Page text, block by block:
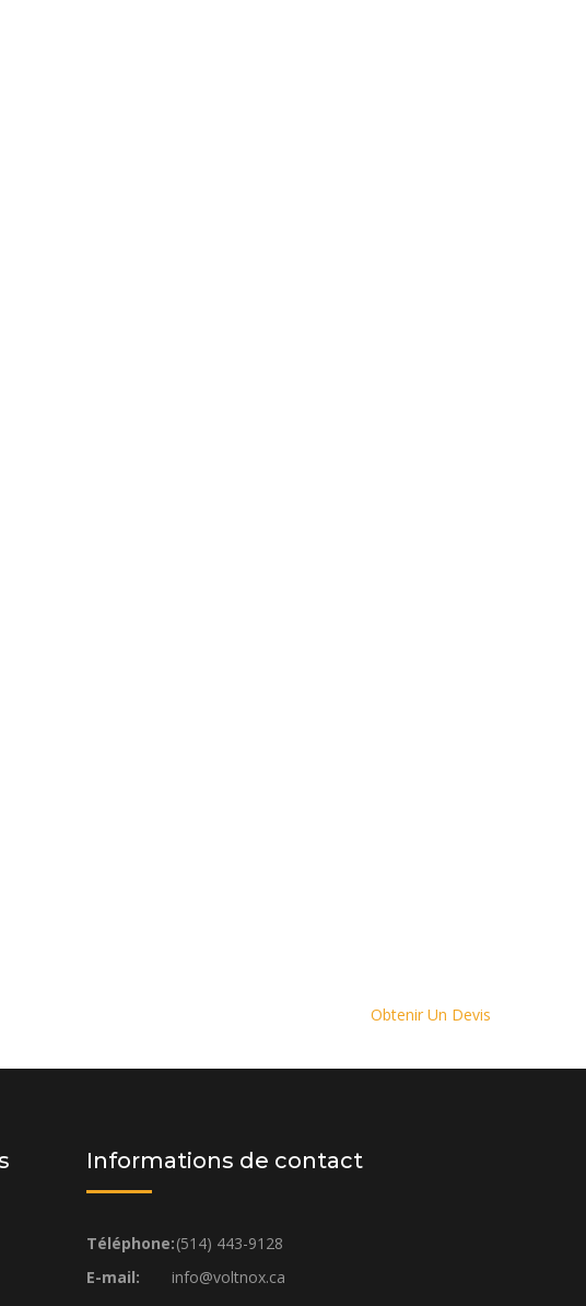
Obtenir Un Devis
Informations de contact
Téléphone:(514) 443-9128
E-mail:
info@voltnox.ca